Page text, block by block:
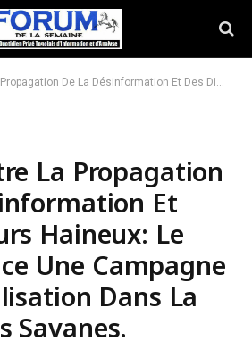
Et Des Discours Haineux: Le PNUD Lance Une Campagne De Sensibilisation Dans La Région Des Savanes.
La Propagation
Et
Haineux: Le
Une Campagne
Dans La
Savanes.